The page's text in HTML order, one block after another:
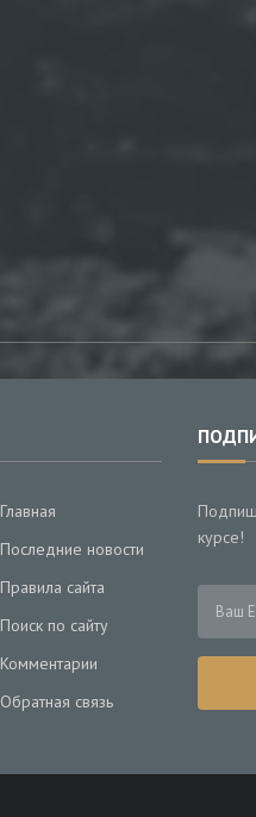
Главная
Последние новости
Правила сайта
Поиск по сайту
Комментарии
Обратная связь
курсе!